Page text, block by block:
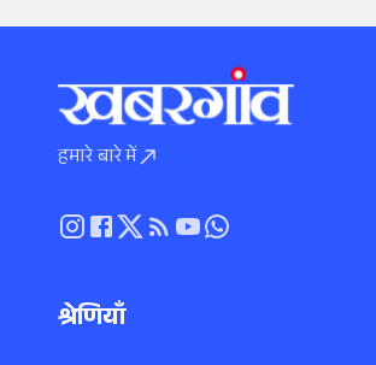
हमारे बारे में
श्रेणियाँ